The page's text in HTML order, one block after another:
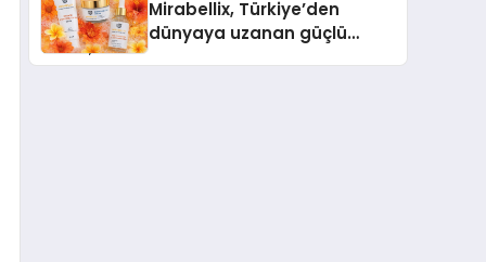
Mirabellix, Türkiye’den
dünyaya uzanan güçlü